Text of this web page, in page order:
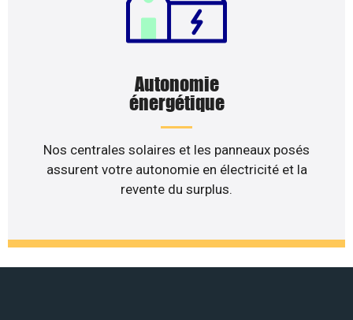
Autonomie
énergétique
Nos centrales solaires et les panneaux posés
assurent votre autonomie en électricité et la
revente du surplus.